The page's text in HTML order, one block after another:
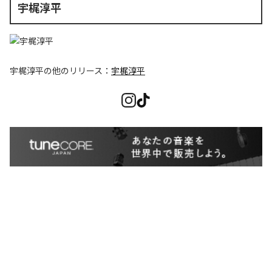
宇梶淳平
宇梶淳平の他のリリース： 宇梶淳平